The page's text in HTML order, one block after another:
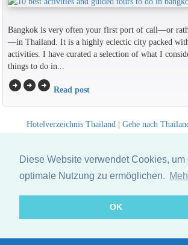
Diese Website verwendet Cookies, um
optimale Nutzung zu ermöglichen.
OK
Bangkok is very often your first port of call—or
—in Thailand. It is a highly eclectic city packed
activities. I have curated a selection of what I
things to do in...
arrow_circle_rightarrow_circle_rightarrow_circle_right Read post
Hotelverzeichnis Thailand | Gehe nach